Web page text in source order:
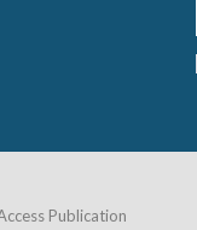
Publication